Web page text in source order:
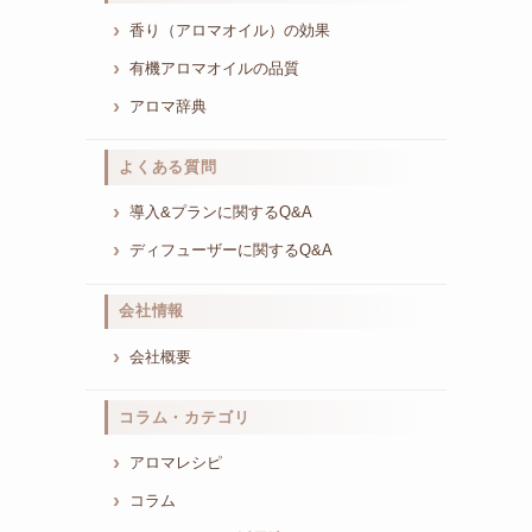
香り（アロマオイル）の効果
有機アロマオイルの品質
アロマ辞典
よくある質問
導入&プランに関するQ&A
ディフューザーに関するQ&A
会社情報
会社概要
コラム・カテゴリ
アロマレシピ
コラム